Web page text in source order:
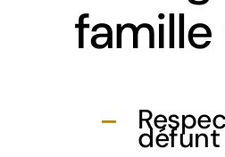
famille
défunt